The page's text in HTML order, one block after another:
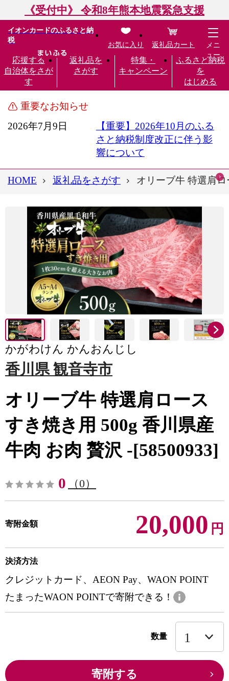
《受付中》 令和8年熊本地震緊急支援
イオンカードのふるさと納
税
応援する
自治体をさが
す
返礼品を
さがす
特集・
キャンペーン
ふるさと納税
を
はじめる
お気に入り 返礼品カート
メニ
ュー
重要なお知らせ
2026年7月9日
【重要】2026年10月のふる
さと納税制度改正に伴う影
響について
HOME 返礼品をさがす オリーブ牛 特選肩
かがわけん かんおんじし
香川県 観音寺市
オリーブ牛 特選肩ロース
すき焼き用 500g 香川県産
牛肉 お肉 贅沢 -[58500933]
0 （0）
寄附金額 20,000 円
決済方法
クレジットカード、AEON Pay、WAON POINT
たまったWAON POINTで寄附できる！
数量
寄附する